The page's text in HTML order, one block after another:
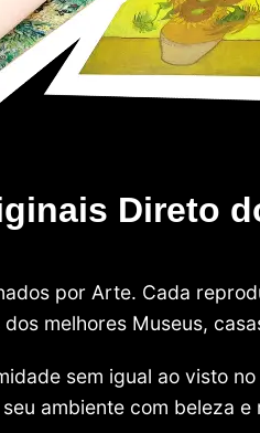
Direto
por Arte. Cada
melhores Museus,
sem igual ao visto
ambiente com beleza e